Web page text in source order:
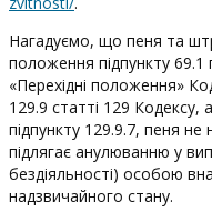
Нагадуємо, що пеня та
положення підпункту 69.1
«Перехідні положення»
129.9 статті 129 Кодексу,
підпункту 129.9.7, пеня
підлягає анулюванню у
бездіяльності) особою
надзвичайного стану.